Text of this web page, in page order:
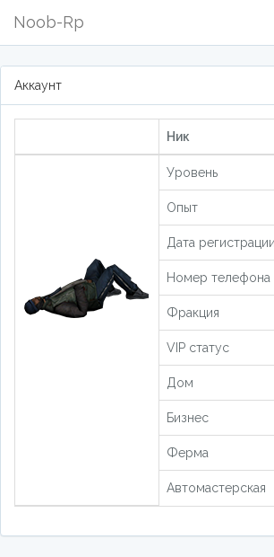
Noob-Rp
Аккаунт
Ник
Уровень
Опыт
Дата регистрации
Номер телефона
Фракция
VIP статус
Дом
Бизнес
Ферма
Автомастерская